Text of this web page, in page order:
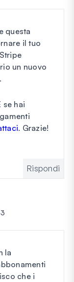
questa
il tuo
un nuovo
se hai
. Grazie!
Rispondi
la
che i